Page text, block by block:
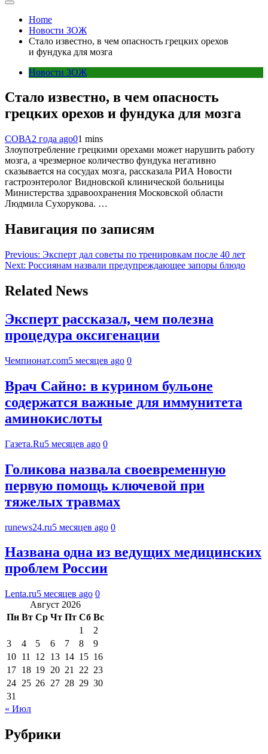
Home
Новости ЗОЖ
Стало известно, в чем опасность грецких орехов
и фундука для мозга
Новости ЗОЖ
Стало известно, в чем опасность
грецких орехов и фундука для мозга
СОВА2 года ago01 mins
Злоупотребление грецкими орехами может нарушить работу
мозга, а чрезмерное количество фундука негативно
сказывается на сосудах мозга, рассказала РИА Новости
гастроэнтеролог Видновской клинической больницы
Министерства здравоохранения Московской области
Людмила Сухорукова. …
Навигация по записям
Previous: Эксперт дал советы по тренировкам после 40 лет
Next: Россиянам назвали предупреждающее запоры блюдо
Related News
Эксперт рассказал, чем полезна
процедура оксигенации
Чемпионат.com5 месяцев ago 0
Врач Сайно: в курином бульоне
содержатся важные для иммунитета
аминокислоты
Газета.Ru5 месяцев ago 0
Голикова назвала своевременную
первую помощь ключевой при
тяжелых травмах
runews24.ru5 месяцев ago 0
Названа одна из ведущих медицинских
проблем России
Lenta.ru5 месяцев ago 0
Август 2026
Пн Вт Ср Чт Пт Сб Вс
1
2
3
4 5 6 7 8
9
10 11 12 13 14 15 16
17 18 19 20 21 22 23
24 25 26 27 28 29 30
31
« Июл
Рубрики